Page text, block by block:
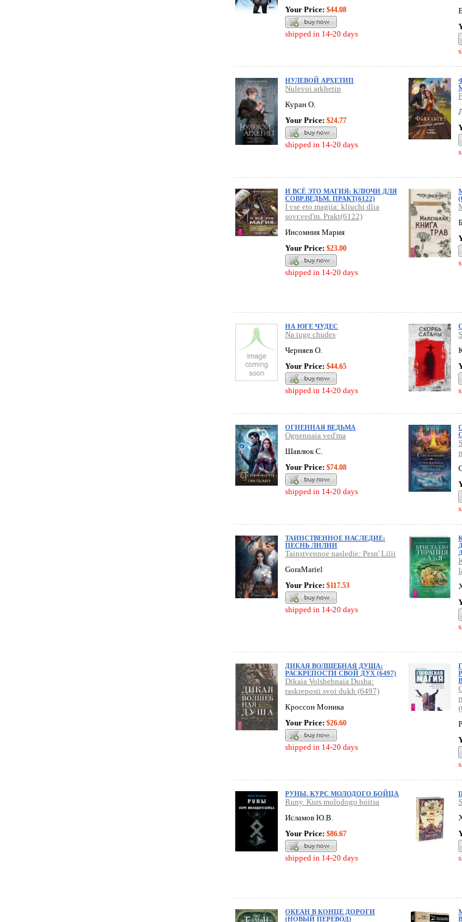
Your Price: $44.08
shipped in 14-20 days
НУЛЕВОЙ АРХЕТИП
Nulevoi arkhetip
Куран О.
Your Price: $24.77
shipped in 14-20 days
И ВСЁ ЭТО МАГИЯ: КЛЮЧИ ДЛЯ
СОВР.ВЕДЬМ. ПРАКТ(6122)
I vse eto magiia: kliuchi dlia
sovr.ved'm. Prakt(6122)
Инсомния Мария
Your Price: $23.00
shipped in 14-20 days
НА ЮГЕ ЧУДЕС
Na iuge chudes
Черняев О.
Your Price: $44.65
shipped in 14-20 days
ОГНЕННАЯ ВЕДЬМА
Ognennaia ved'ma
Шавлюк С.
Your Price: $74.08
shipped in 14-20 days
ТАИНСТВЕННОЕ НАСЛЕДИЕ:
ПЕСНЬ ЛИЛИИ
Tainstvennoe nasledie: Pesn' Lilii
GoraMariel
Your Price: $117.53
shipped in 14-20 days
ДИКАЯ ВОЛШЕБНАЯ ДУША:
РАСКРЕПОСТИ СВОЙ ДУХ (6497)
Dikaia Volshebnaia Dusha:
raskreposti svoi dukh (6497)
Кроссон Моника
Your Price: $26.60
shipped in 14-20 days
РУНЫ. КУРС МОЛОДОГО БОЙЦА
Runy. Kurs molodogo boitsa
Исламов Ю.В.
Your Price: $86.67
shipped in 14-20 days
ОКЕАН В КОНЦЕ ДОРОГИ
(НОВЫЙ ПЕРЕВОД)